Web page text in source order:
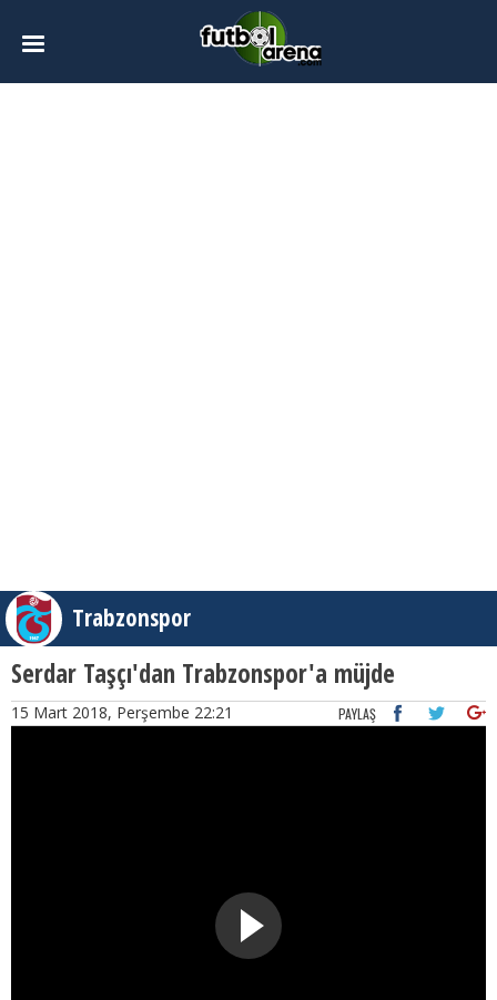
Trabzonspor
Serdar Taşçı'dan Trabzonspor'a müjde
15 Mart 2018, Perşembe 22:21 PAYLAŞ